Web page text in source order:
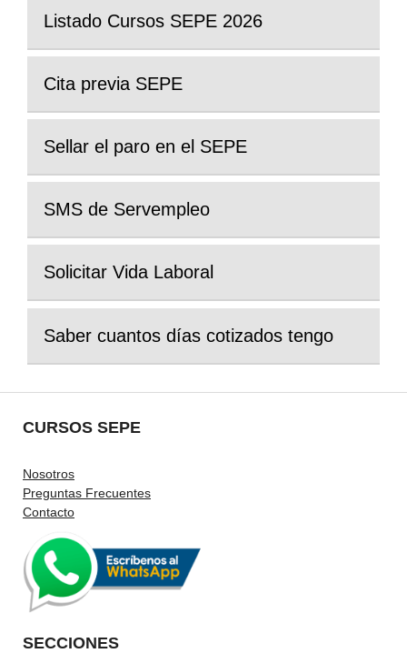
Listado Cursos SEPE 2026
Cita previa SEPE
Sellar el paro en el SEPE
SMS de Servempleo
Solicitar Vida Laboral
Saber cuantos días cotizados tengo
CURSOS SEPE
Nosotros
Preguntas Frecuentes
Contacto
SECCIONES